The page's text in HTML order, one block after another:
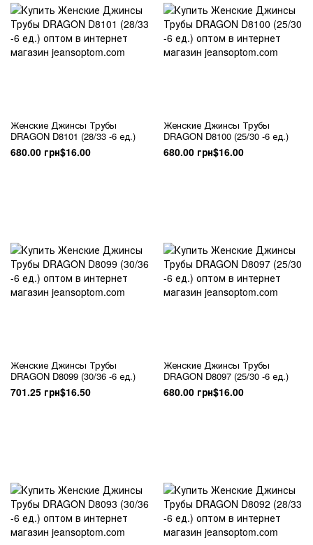
Женские Джинсы Трубы
DRAGON D8101 (28/33 -6 ед.)
680.00 грн$16.00
Женские Джинсы Трубы
DRAGON D8100 (25/30 -6 ед.)
680.00 грн$16.00
Женские Джинсы Трубы
DRAGON D8099 (30/36 -6 ед.)
701.25 грн$16.50
Женские Джинсы Трубы
DRAGON D8097 (25/30 -6 ед.)
680.00 грн$16.00